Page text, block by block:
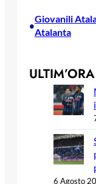
•
Giovanili
Atalanta
ULTIM’ORA
6 Agosto